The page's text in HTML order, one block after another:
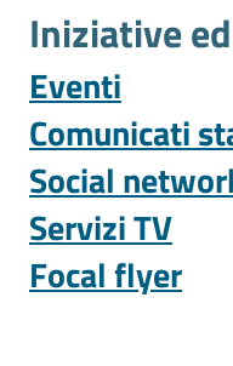
Iniziative
Eventi
Comunicati
Social
Servizi TV
Focal flyer